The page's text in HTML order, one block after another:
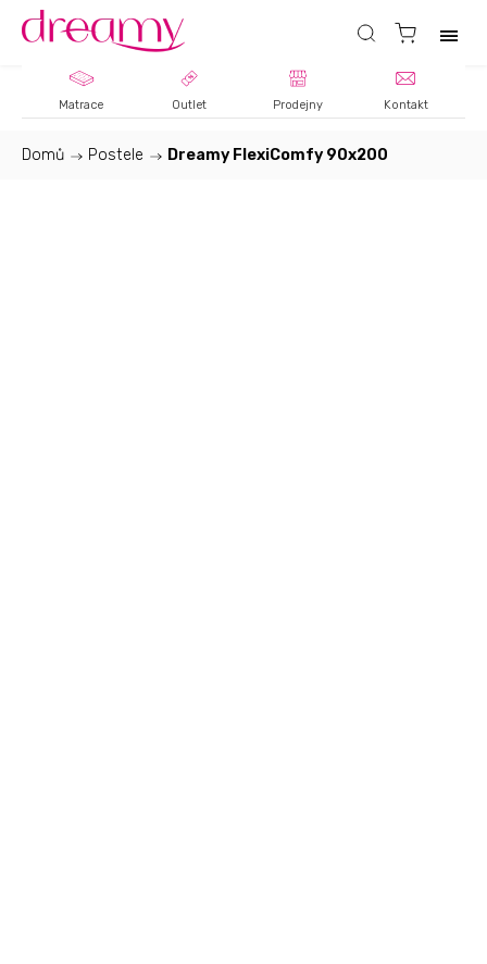
Matrace Outlet Prodejny Kontakt
Domů / Postele / Dreamy FlexiComfy 90x200